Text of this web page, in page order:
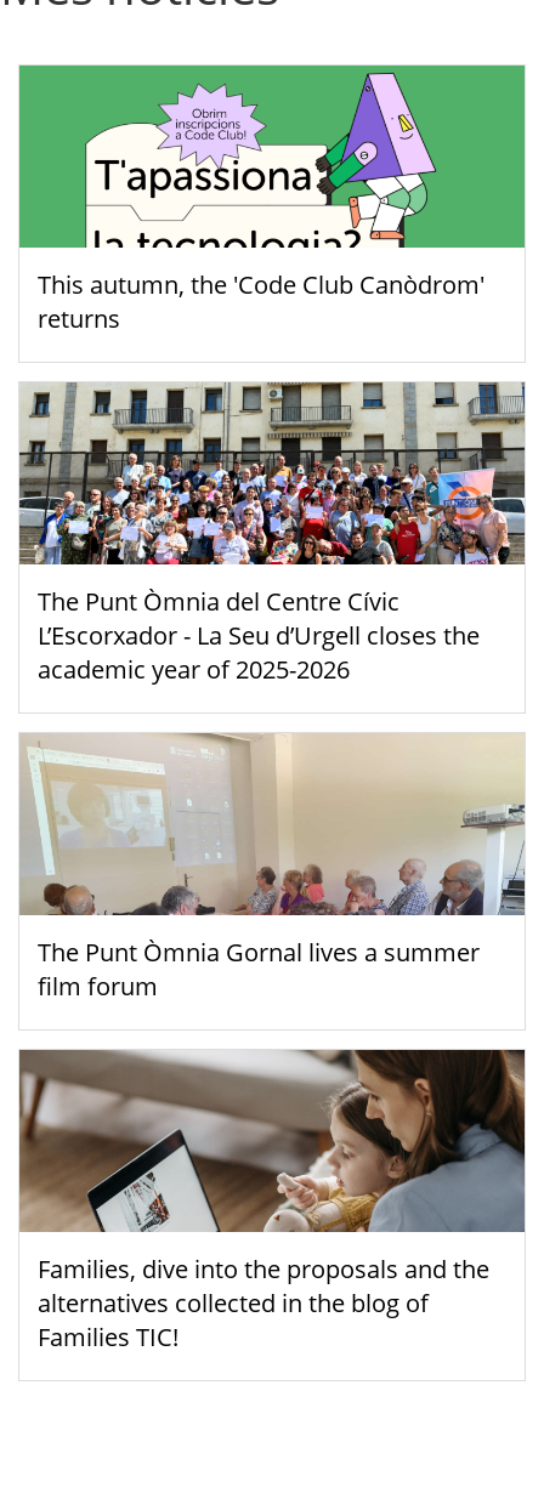
This autumn, the 'Code Club Canòdrom'
returns
The Punt Òmnia del Centre Cívic
L’Escorxador - La Seu d’Urgell closes the
academic year of 2025-2026
The Punt Òmnia Gornal lives a summer
film forum
Families, dive into the proposals and the
alternatives collected in the blog of
Families TIC!